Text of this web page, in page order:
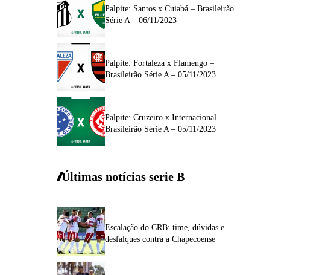
Palpite: Santos x Cuiabá – Brasileirão
Série A – 06/11/2023
Palpite: Fortaleza x Flamengo –
Brasileirão Série A – 05/11/2023
Palpite: Cruzeiro x Internacional –
Brasileirão Série A – 05/11/2023
Últimas notícias serie B
Escalação do CRB: time, dúvidas e
desfalques contra a Chapecoense